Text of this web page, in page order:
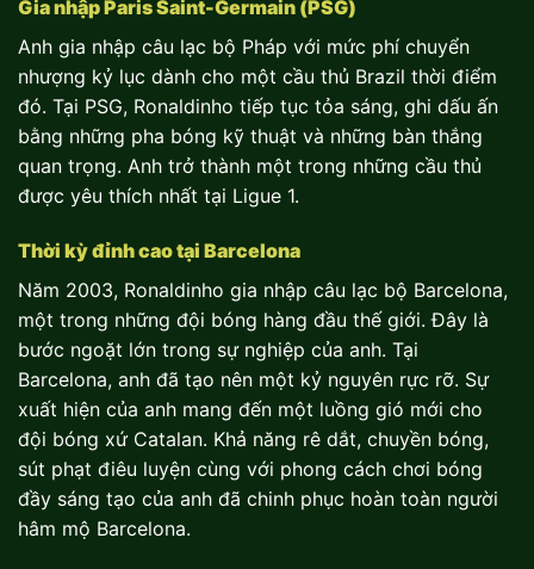
Gia nhập Paris Saint-Germain (PSG)
Anh gia nhập câu lạc bộ Pháp với mức phí chuyển
nhượng kỷ lục dành cho một cầu thủ Brazil thời điểm
đó. Tại PSG, Ronaldinho tiếp tục tỏa sáng, ghi dấu ấn
bằng những pha bóng kỹ thuật và những bàn thắng
quan trọng. Anh trở thành một trong những cầu thủ
được yêu thích nhất tại Ligue 1.
Thời kỳ đỉnh cao tại Barcelona
Năm 2003, Ronaldinho gia nhập câu lạc bộ Barcelona,
một trong những đội bóng hàng đầu thế giới. Đây là
bước ngoặt lớn trong sự nghiệp của anh. Tại
Barcelona, anh đã tạo nên một kỷ nguyên rực rỡ. Sự
xuất hiện của anh mang đến một luồng gió mới cho
đội bóng xứ Catalan. Khả năng rê dắt, chuyền bóng,
sút phạt điêu luyện cùng với phong cách chơi bóng
đầy sáng tạo của anh đã chinh phục hoàn toàn người
hâm mộ Barcelona.